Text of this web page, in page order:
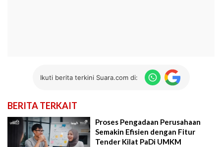
Ikuti berita terkini Suara.com di:
BERITA TERKAIT
Proses Pengadaan Perusahaan
Semakin Efisien dengan Fitur
Tender Kilat PaDi UMKM